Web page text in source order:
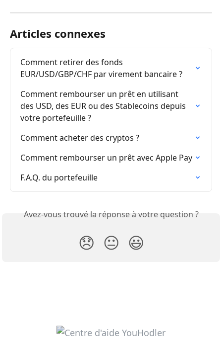
Articles connexes
Comment retirer des fonds
EUR/USD/GBP/CHF par virement bancaire ?
Comment rembourser un prêt en utilisant
des USD, des EUR ou des Stablecoins depuis
votre portefeuille ?
Comment acheter des cryptos ?
Comment rembourser un prêt avec Apple Pay
F.A.Q. du portefeuille
Avez-vous trouvé la réponse à votre question ?
😞 😐 😃